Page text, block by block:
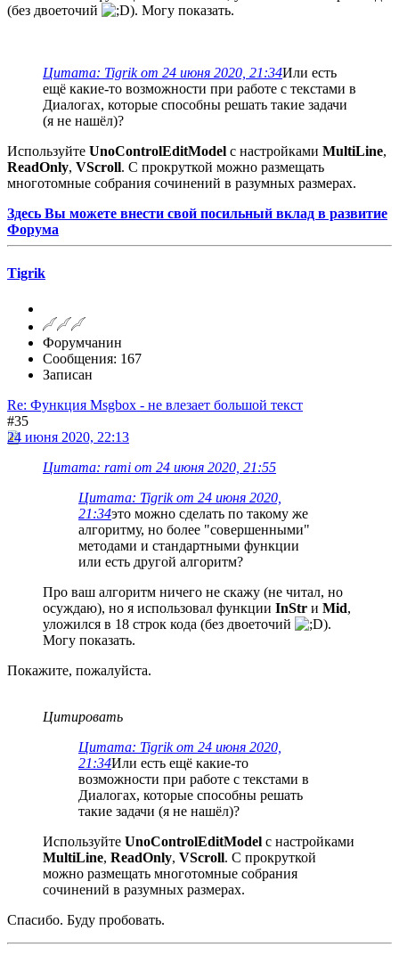
(без двоеточий
). Могу показать.
Цитата: Tigrik от 24 июня 2020, 21:34Или есть
ещё какие-то возможности при работе с текстами в
Диалогах, которые способны решать такие задачи
(я не нашёл)?
Используйте UnoControlEditModel с настройками MultiLine,
ReadOnly, VScroll. С прокруткой можно размещать
многотомные собрания сочинений в разумных размерах.
Здесь Вы можете внести свой посильный вклад в развитие
Форума
Tigrik
Форумчанин
Сообщения: 167
Записан
Re: Функция Msgbox - не влезает большой текст
#35
24 июня 2020, 22:13
Цитата: rami от 24 июня 2020, 21:55
Цитата: Tigrik от 24 июня 2020,
21:34это можно сделать по такому же
алгоритму, но более "совершенными"
методами и стандартными функции
или есть другой алгоритм?
Про ваш алгоритм ничего не скажу (не читал, но
осуждаю), но я использовал функции InStr и Mid,
уложился в 18 строк кода (без двоеточий
).
Могу показать.
Покажите, пожалуйста.
Цитировать
Цитата: Tigrik от 24 июня 2020,
21:34Или есть ещё какие-то
возможности при работе с текстами в
Диалогах, которые способны решать
такие задачи (я не нашёл)?
Используйте UnoControlEditModel с настройками
MultiLine, ReadOnly, VScroll. С прокруткой
можно размещать многотомные собрания
сочинений в разумных размерах.
Спасибо. Буду пробовать.